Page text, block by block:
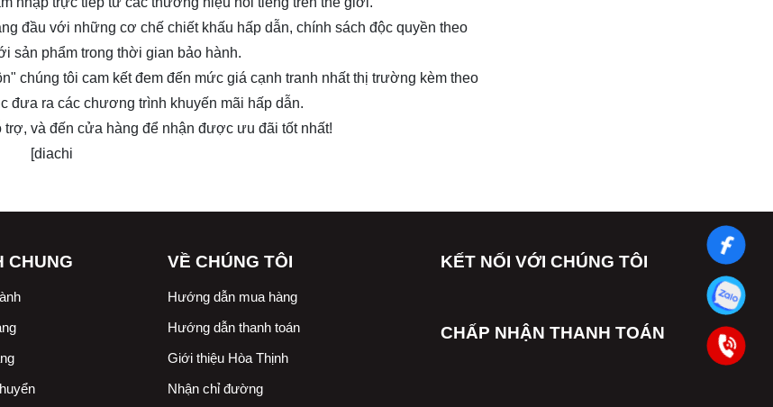
đầu với những cơ chế chiết khấu hấp dẫn, chính sách độc quyền theo
sản phẩm trong thời gian bảo hành.
chúng tôi cam kết đem đến mức giá cạnh tranh nhất thị trường kèm theo
đưa ra các chương trình khuyến mãi hấp dẫn.
và đến cửa hàng để nhận được ưu đãi tốt nhất!
[diachi
CHUNG VỀ CHÚNG TÔI
Hướng dẫn mua hàng
Hướng dẫn thanh toán
Giới thiệu Hòa Thịnh
Nhận chỉ đường
KẾT NỐI VỚI CHÚNG TÔI
CHẤP NHẬN THANH TOÁN